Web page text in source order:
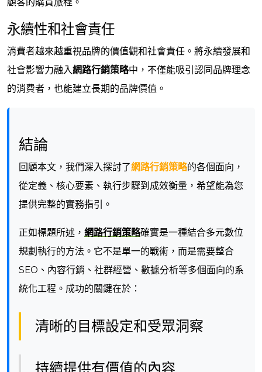
永續性和社會責任
消費者越來越重視品牌的價值觀和社會責任。將永續發展和
社會影響力融入網路行銷策略中，不僅能吸引認同品牌理念
的消費者，也能建立長期的品牌價值。
結論
回顧本文，我們深入探討了網路行銷策略的各個面向，
從定義、核心要素、執行步驟到成效衡量，希望能為您
提供完整的實務指引。
正如標題所述， 網路行銷策略確實是一種結合多元數位
規劃執行的方法。它不是單一的戰術，而是需要整合
SEO、內容行銷、社群經營、數據分析等多個面向的系
統化工程。成功的關鍵在於：
清晰的目標設定和受眾洞察
持續提供有價值的內容